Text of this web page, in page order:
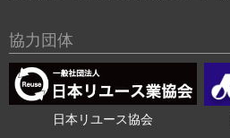
協力団体
日本リユース協会